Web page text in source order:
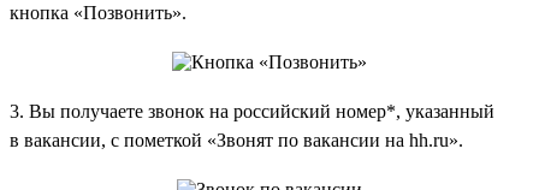
кнопка «Позвонить».
3. Вы получаете звонок на российский номер*, указанный
в вакансии, с пометкой «Звонят по вакансии на hh.ru».